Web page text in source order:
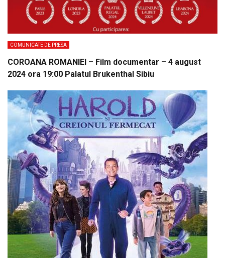
COMUNICATE DE PRESA
COROANA ROMANIEI – Film documentar – 4 august
2024 ora 19:00 Palatul Brukenthal Sibiu